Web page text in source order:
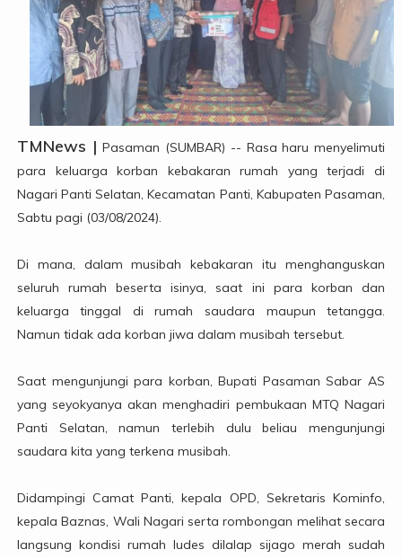
TMNews |Pasaman (SUMBAR) -- Rasa haru menyelimuti
para keluarga korban kebakaran rumah yang terjadi di
Nagari Panti Selatan, Kecamatan Panti, Kabupaten Pasaman,
Sabtu pagi (03/08/2024).
Di mana, dalam musibah kebakaran itu menghanguskan
seluruh rumah beserta isinya, saat ini para korban dan
keluarga tinggal di rumah saudara maupun tetangga.
Namun tidak ada korban jiwa dalam musibah tersebut.
Saat mengunjungi para korban, Bupati Pasaman Sabar AS
yang seyokyanya akan menghadiri pembukaan MTQ Nagari
Panti Selatan, namun terlebih dulu beliau mengunjungi
saudara kita yang terkena musibah.
Didampingi Camat Panti, kepala OPD, Sekretaris Kominfo,
kepala Baznas, Wali Nagari serta rombongan melihat secara
langsung kondisi rumah ludes dilalap sijago merah sudah